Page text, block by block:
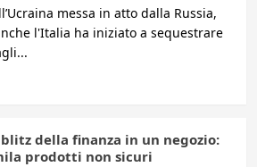
messa in atto dalla Russia,
l'Italia ha iniziato a sequestrare
della finanza in un negozio:
prodotti non sicuri